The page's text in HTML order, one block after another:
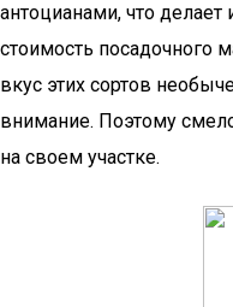
антоцианами, что
стоимость посадочного
вкус этих сортов
внимание. Поэтому
на своем участке.